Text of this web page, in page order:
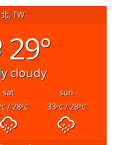
, TW
29°
cloudy
sat
sun
/ 28°C 33°C/ 28°C